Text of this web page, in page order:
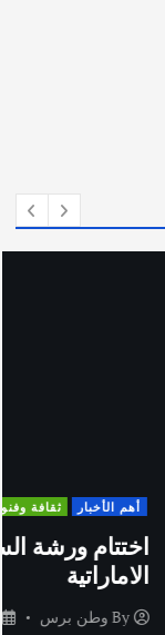
كلباء